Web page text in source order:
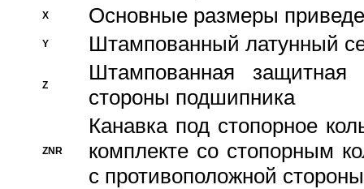
X Основные размеры
Y Штампованный латунный
Z
Штампованная
стороны подшипника
ZNR
Канавка под стопорное
комплекте со стопорным
с противоположной стороны